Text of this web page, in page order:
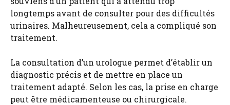
longtemps avant de consulter pour des difficultés
urinaires. Malheureusement, cela a compliqué son
traitement.
La consultation d’un urologue permet d’établir un
diagnostic précis et de mettre en place un
traitement adapté. Selon les cas, la prise en charge
peut être médicamenteuse ou chirurgicale.